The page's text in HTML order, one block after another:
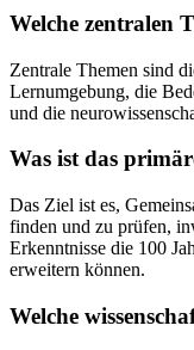
Welche zentralen
Zentrale Themen sind
Lernumgebung, die
und die
Was ist das
Das Ziel ist es,
finden und zu prüfen,
Erkenntnisse die 100
erweitern können.
Welche